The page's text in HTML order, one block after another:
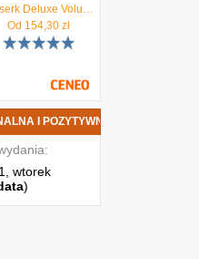
Berserk Deluxe Volume 1
Od 154,30 zł
NASTAWIENIE DATA PREMIERY
wtorek
)